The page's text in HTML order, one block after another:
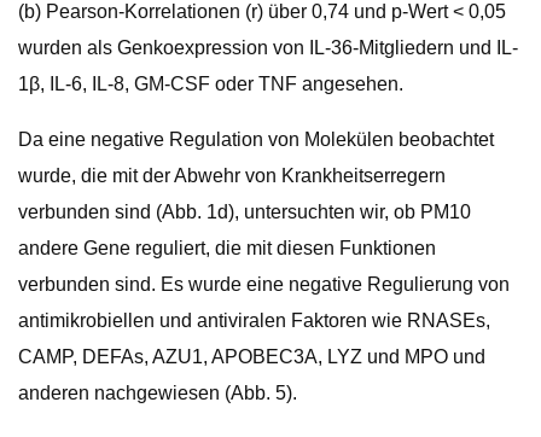
(b) Pearson-Korrelationen (r) über 0,74 und p-Wert < 0,05
wurden als Genkoexpression von IL-36-Mitgliedern und IL-
1β, IL-6, IL-8, GM-CSF oder TNF angesehen.
Da eine negative Regulation von Molekülen beobachtet
wurde, die mit der Abwehr von Krankheitserregern
verbunden sind (Abb. 1d), untersuchten wir, ob PM10
andere Gene reguliert, die mit diesen Funktionen
verbunden sind. Es wurde eine negative Regulierung von
antimikrobiellen und antiviralen Faktoren wie RNASEs,
CAMP, DEFAs, AZU1, APOBEC3A, LYZ und MPO und
anderen nachgewiesen (Abb. 5).